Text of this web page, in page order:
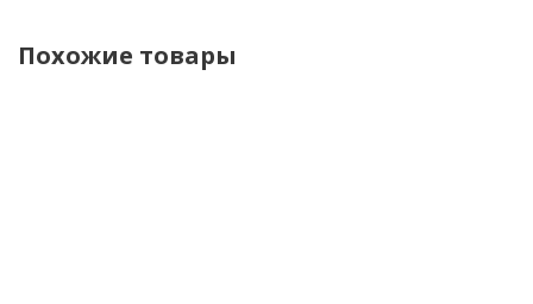
Похожие товары